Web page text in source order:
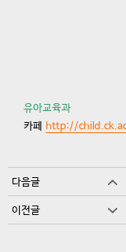
유아교육과
카페
http://
다음글
이전글